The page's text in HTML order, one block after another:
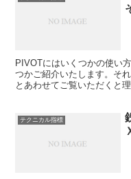
PIVOTにはいくつかの使い
つかご紹介いたします。そ
とあわせてご覧いただくと
テクニカル指標